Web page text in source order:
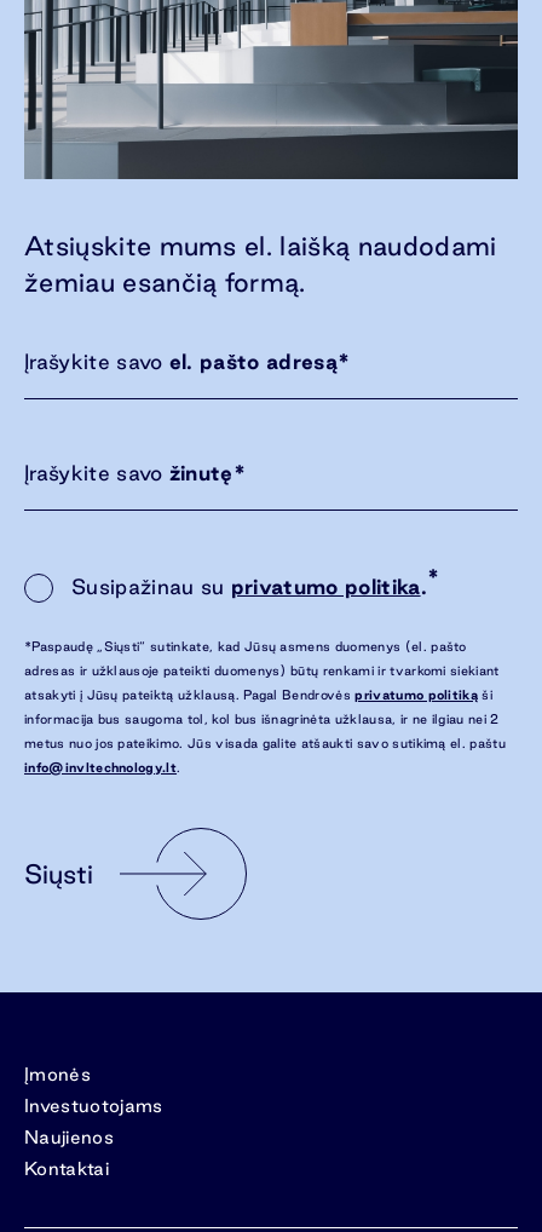
Atsiųskite mums el. laišką naudodami
žemiau esančią formą.
Įrašykite savo el. pašto adresą*
Įrašykite savo žinutę*
Susipažinau su privatumo politika.*
*Paspaudę „Siųsti“ sutinkate, kad Jūsų asmens duomenys (el. pašto
adresas ir užklausoje pateikti duomenys) būtų renkami ir tvarkomi siekiant
atsakyti į Jūsų pateiktą užklausą. Pagal Bendrovėsprivatumo politiką ši
informacija bus saugoma tol, kol bus išnagrinėta užklausa, ir ne ilgiau nei 2
metus nuo jos pateikimo. Jūs visada galite atšaukti savo sutikimą el. paštu
info@invltechnology.lt.
Siųsti
Įmonės
Investuotojams
Naujienos
Kontaktai